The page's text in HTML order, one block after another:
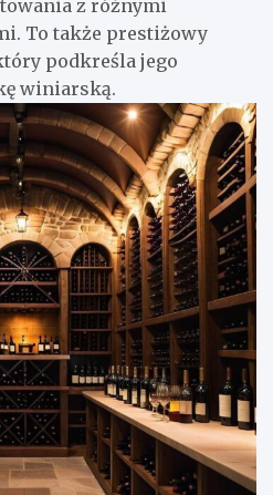
z różnymi
To także prestiżowy
podkreśla jego
winiarską.